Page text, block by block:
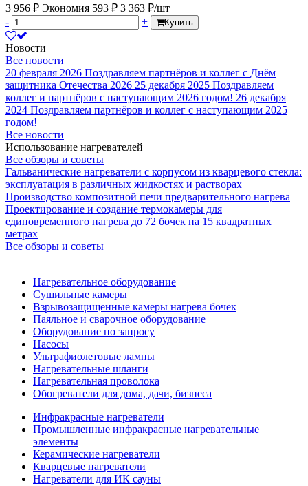
3 956 ₽ Экономия 593 ₽ 3 363 ₽/шт
-
+ Купить
Новости
Все новости
20 февраля 2026 Поздравляем партнёров и коллег с Днём
защитника Отечества 2026 25 декабря 2025 Поздравляем
коллег и партнёров с наступающим 2026 годом! 26 декабря
2024 Поздравляем партнёров и коллег с наступающим 2025
годом!
Все новости
Использование нагревателей
Все обзоры и советы
Гальванические нагреватели с корпусом из кварцевого стекла:
эксплуатация в различных жидкостях и растворах
Производство композитной печи предварительного нагрева
Проектирование и создание термокамеры для
единовременного нагрева до 72 бочек на 15 квадратных
метрах
Все обзоры и советы
Нагревательное оборудование
Сушильные камеры
Взрывозащищенные камеры нагрева бочек
Паяльное и сварочное оборудование
Оборудование по запросу
Насосы
Ультрафиолетовые лампы
Нагревательные шланги
Нагревательная проволока
Обогреватели для дома, дачи, бизнеса
Инфракрасные нагреватели
Промышленные инфракрасные нагревательные
элементы
Керамические нагреватели
Кварцевые нагреватели
Нагреватели для ИК сауны